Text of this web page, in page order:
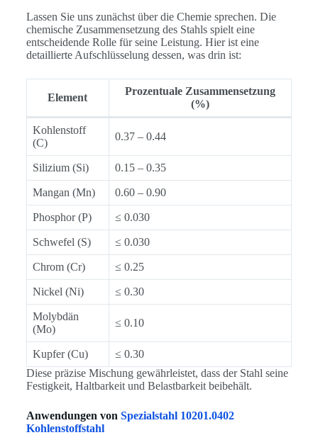
Lassen Sie uns zunächst über die Chemie sprechen. Die
chemische Zusammensetzung des Stahls spielt eine
entscheidende Rolle für seine Leistung. Hier ist eine
detaillierte Aufschlüsselung dessen, was drin ist:
Element
Prozentuale Zusammensetzung
(%)
Kohlenstoff
(C)
0.37 – 0.44
Silizium (Si) 0.15 – 0.35
Mangan (Mn) 0.60 – 0.90
Phosphor (P) ≤ 0.030
Schwefel (S) ≤ 0.030
Chrom (Cr) ≤ 0.25
Nickel (Ni) ≤ 0.30
Molybdän
(Mo)
≤ 0.10
Kupfer (Cu)
≤ 0.30
Diese präzise Mischung gewährleistet, dass der Stahl seine
Festigkeit, Haltbarkeit und Belastbarkeit beibehält.
Anwendungen von Spezialstahl 10201.0402
Kohlenstoffstahl